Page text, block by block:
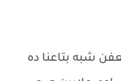
شبه بتاعنا ده